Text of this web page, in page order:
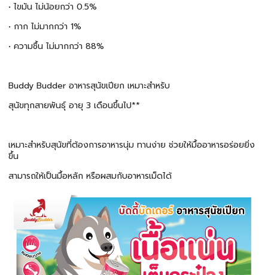
• ไขมัน ไม่น้อยกว่า 0.5%
• กาก ไม่มากกว่า 1%
• ความชื้น ไม่มากกว่า 88%
Buddy Budder อาหารสุนัขเปียก เหมาะสำหรับ
สุนัขทุกสายพันธุ์ อายุ 3 เดือนขึ้นไป**
เหมาะสำหรับสุนัขที่ต้องการอาหารนุ่ม ทานง่าย ช่วยให้มื้ออาหารอร่อยยิ่ง
ขึ้น
สามารถให้เป็นมื้อหลัก หรือผสมกับอาหารเม็ดได้